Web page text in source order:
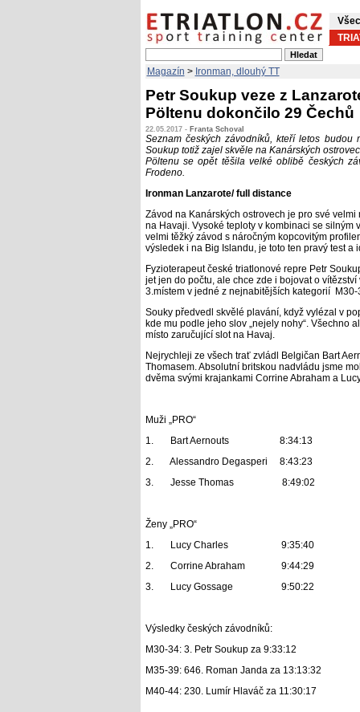
Magazín > Ironman, dlouhý TT
Petr Soukup veze z
Pöltenu dokončilo 29 Čechů
22.05.2017 - Franta Schoval
Seznam českých závodníků, kteří letos
Soukup totiž zajel skvěle na Kanárských
Pöltenu se opět těšila velké oblibě českých
Frodeno.
Ironman Lanzarote/ full distance
Závod na Kanárských ostrovech je pro své
na Havaji. Vysoké teploty v kombinaci se silným
velmi těžký závod s náročným kopcovitým
výsledek i na Big Islandu, je toto ten pravý test a
Fyzioterapeut české triatlonové repre Petr
jet jen do počtu, ale chce zde i bojovat o
3.místem v jedné z nejnabitějších kategorií M30-
Souky předvedl skvělé plavání, když vylézal v
kde mu podle jeho slov „nejely nohy“. Všechno
místo zaručující slot na Havaj.
Nejrychleji ze všech trať zvládl Belgičan Bart
Thomasem. Absolutní britskou nadvládu jsme
dvěma svými krajankami Corrine Abraham a
Muži „PRO“
1.
Bart Aernouts 8:34:13
2.
Alessandro Degasperi 8:43:23
3.
Jesse Thomas 8:49:02
Ženy „PRO“
1.
Lucy Charles 9:35:40
2.
Corrine Abraham 9:44:29
3.
Lucy Gossage 9:50:22
Výsledky českých závodníků:
M30-34: 3. Petr Soukup za 9:33:12
M35-39: 646. Roman Janda za 13:13:32
M40-44: 230. Lumír Hlaváč za 11:30:17